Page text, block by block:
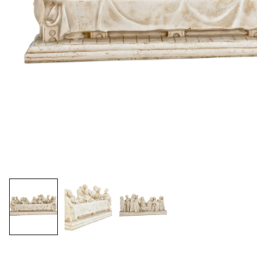
MÉDAILLES JÉSUS
MÉDAILLE SAINTS
EX-VOTOS ET COEURS SACRÉS
BOUGIES ET CIERGES